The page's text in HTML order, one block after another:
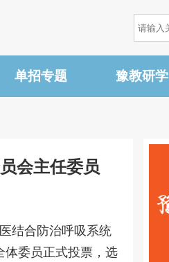
单招专题 豫教研学
会主任委员
结合防治呼吸系统
体委员正式投票，选